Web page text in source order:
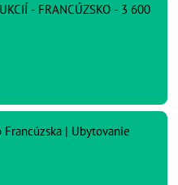
- FRANCÚZSKO - 3 600
Francúzska | Ubytovanie